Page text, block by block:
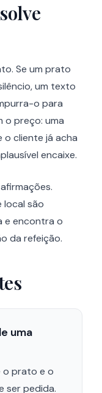
Se um prato
um texto
o para
o preço: uma
cliente já acha
encaixe.
local são
e encontra o
da refeição.
uma
o prato e o
ser pedida.